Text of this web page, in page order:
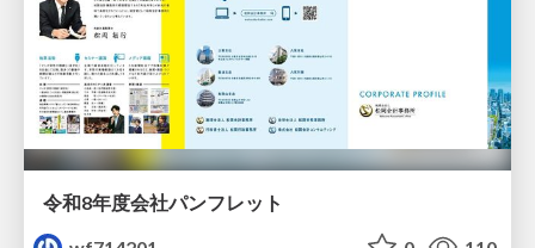
令和8年度会社パンフレット